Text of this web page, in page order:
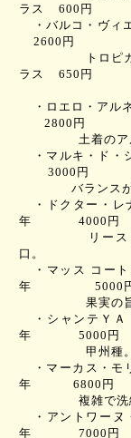
ラス
600 円
・バルコ・ヴィ
2600 円
トロピカ
ラス
650 円
・ロエ
2800 円
土着のア
・マルキ・ド
3000 円
バランス
・ドクター・
年
4000 円
リースリ
口。
・マッス コー
年 5000
果実の旨み
・シャンテ
年
5000 円
甲州種。ふ
・マーカス・
年
6800 円
複雑で洗
・アントワー
年
7000 円